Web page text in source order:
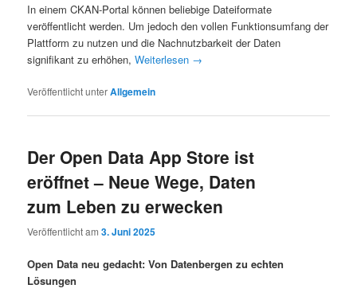
In einem CKAN-Portal können beliebige Dateiformate
veröffentlicht werden. Um jedoch den vollen Funktionsumfang der
Plattform zu nutzen und die Nachnutzbarkeit der Daten
signifikant zu erhöhen,Weiterlesen →
Veröffentlicht unterAllgemein
Der Open Data App Store ist
eröffnet – Neue Wege, Daten
zum Leben zu erwecken
Veröffentlicht am3. Juni 2025
Open Data neu gedacht: Von Datenbergen zu echten
Lösungen